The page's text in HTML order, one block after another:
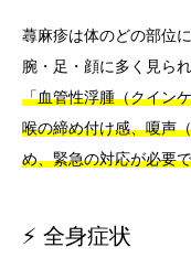
蕁麻疹は体のどの部位
腕・足・顔に多く見られ
「血管性浮腫（クイン
喉の締め付け感、嗄声
め、緊急の対応が必要
⚡ 全身症状